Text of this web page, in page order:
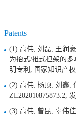
Patents
(1) 高伟, 刘磊, 王润
为抬式/推式担架的多
明专利, 国家知识产权
(2) 高伟, 杨顶, 刘鑫,
ZL202010875873.2,
(3) 高伟, 曾昆, 辜伟